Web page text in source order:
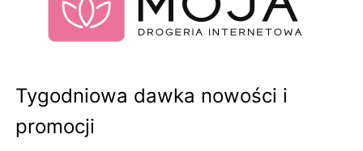
Tygodniowa dawka nowości i
promocji